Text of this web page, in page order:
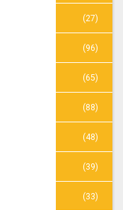
(27)
(96)
(65)
(88)
(48)
(39)
(33)